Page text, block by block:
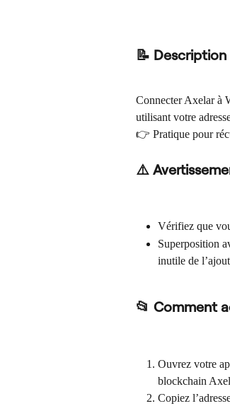
📝 Description
Connecter Axelar à
utilisant votre
👉 Pratique pour
⚠️
Vérifiez que
Superposition
inutile de
📂 Comment
Ouvrez votre
blockchain
Copiez